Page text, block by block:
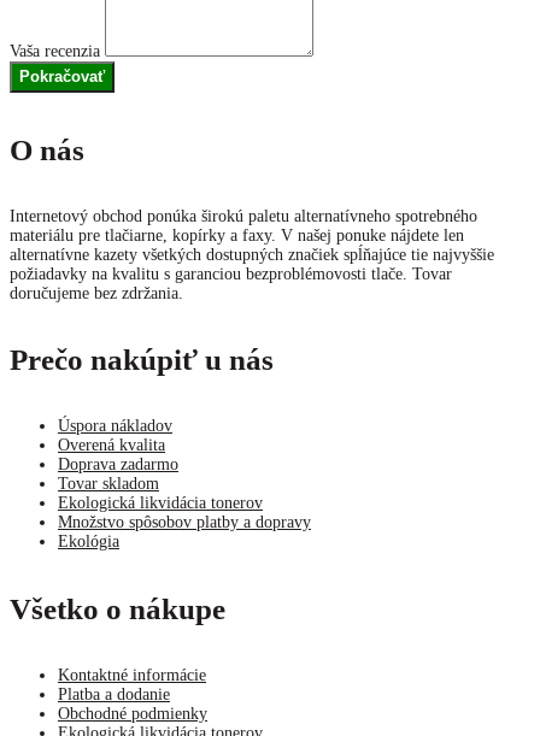
Vaša recenzia
Pokračovať
O nás
Internetový obchod ponúka širokú paletu alternatívneho spotrebného
materiálu pre tlačiarne, kopírky a faxy. V našej ponuke nájdete len
alternatívne kazety všetkých dostupných značiek spĺňajúce tie najvyššie
požiadavky na kvalitu s garanciou bezproblémovosti tlače. Tovar
doručujeme bez zdržania.
Prečo nakúpiť u nás
Úspora nákladov
Overená kvalita
Doprava zadarmo
Tovar skladom
Ekologická likvidácia tonerov
Množstvo spôsobov platby a dopravy
Ekológia
Všetko o nákupe
Kontaktné informácie
Platba a dodanie
Obchodné podmienky